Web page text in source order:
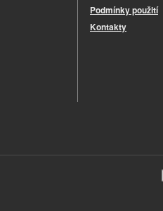
Podmínky použití
Kontakty